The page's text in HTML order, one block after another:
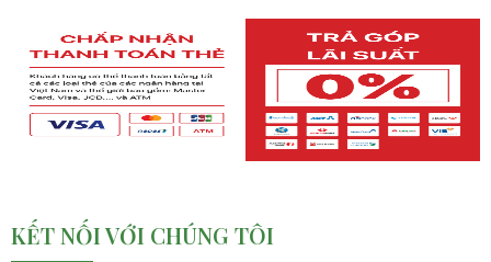
KẾT NỐI VỚI CHÚNG TÔI